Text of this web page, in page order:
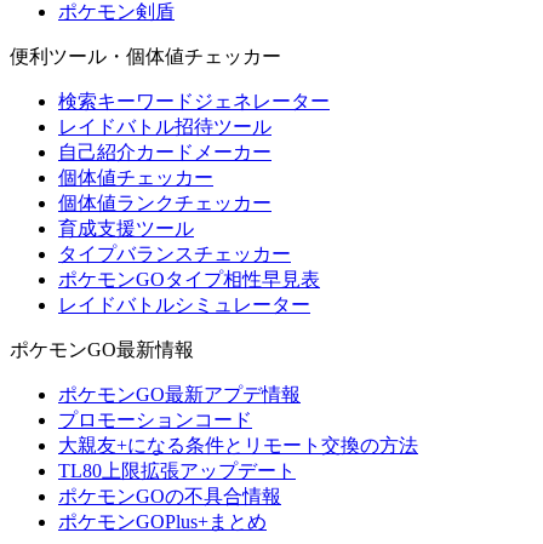
ポケモン剣盾
便利ツール・個体値チェッカー
検索キーワードジェネレーター
レイドバトル招待ツール
自己紹介カードメーカー
個体値チェッカー
個体値ランクチェッカー
育成支援ツール
タイプバランスチェッカー
ポケモンGOタイプ相性早見表
レイドバトルシミュレーター
ポケモンGO最新情報
ポケモンGO最新アプデ情報
プロモーションコード
大親友+になる条件とリモート交換の方法
TL80上限拡張アップデート
ポケモンGOの不具合情報
ポケモンGOPlus+まとめ